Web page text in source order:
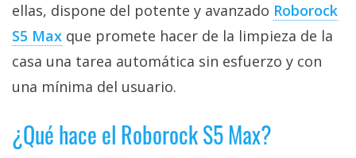
/
Cambiar
opciones
privacidad
Aviso
ellas, dispone del potente y avanzado Roborock
S5 Max que promete hacer de la limpieza de la
casa una tarea automática sin esfuerzo y con
una mínima del usuario.
¿Qué hace el Roborock S5 Max?